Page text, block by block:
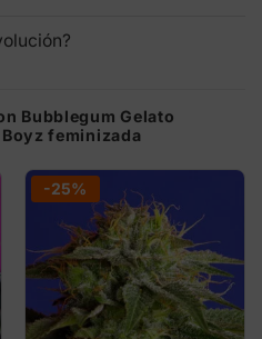
Bubblegum Gelato
Boyz feminizada
-25%